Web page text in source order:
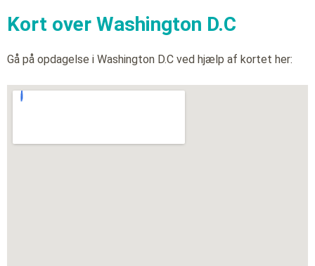
Kort over Washington D.C
Gå på opdagelse i Washington D.C ved hjælp af kortet her: